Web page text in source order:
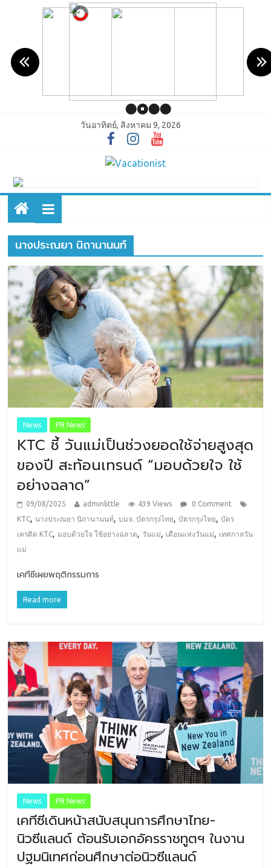
วันอาทิตย์, สิงหาคม 9, 2026
นางประณยา นิถานานนท์
News PR News
KTC ชี้ วันแม่เป็นช่วงยอดใช้จ่ายสูงสุด
ของปี สะท้อนเทรนด์ “มอบด้วยใจ ใช้
อย่างฉลาด”
09/08/2025 adminlittle 439 Views
0 Comment
KTC,นางประณยา นิถานานนท์,บมจ. บัตรกรุงไทย,บัตรกรุงไทย,บัตร
เครดิต KTC,มอบด้วยใจ ใช้อย่างฉลาด, วันแม่, เดือนแห่งวันแม่, เทศกาลวัน
แม่
เคทีซีเผยพฤติกรรมการ
Read more
News PR News
เคทีซีเดินหน้าสนับสนุนการศึกษาไทย-
นิวซีแลนด์ ต้อนรับเอกอัครราชทูตฯ ในงาน
ปฐมนิเทศก่อนศึกษาต่อนิวซีแลนด์